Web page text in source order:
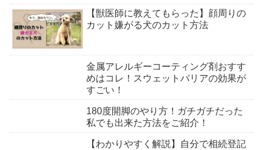
【獣医師に教えてもらった】顔周りの
カット嫌がる犬のカット方法
金属アレルギーコーティング剤おすす
めはコレ！スウェットバリアの効果が
すごい！
180度開脚のやり方！ガチガチだった
私でも出来た方法をご紹介！
【わかりやすく解説】自分で相続登記